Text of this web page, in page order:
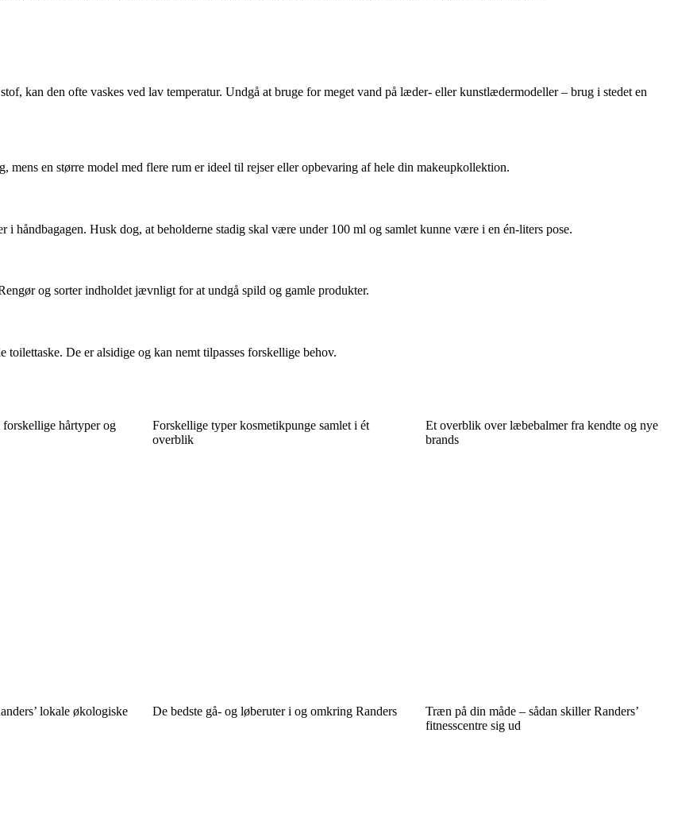
kan den ofte vaskes ved lav temperatur. Undgå at bruge for meget vand på læder- eller kunstlædermodeller – brug i stedet en
en større model med flere rum er ideel til rejser eller opbevaring af hele din makeupkollektion.
håndbagagen. Husk dog, at beholderne stadig skal være under 100 ml og samlet kunne være i en én-liters pose.
og sorter indholdet jævnligt for at undgå spild og gamle produkter.
De er alsidige og kan nemt tilpasses forskellige behov.
hårtyper og
Forskellige typer kosmetikpunge samlet i ét
overblik
Et overblik over læbebalmer fra kendte og nye
brands
lokale økologiske
De bedste gå- og løberuter i og omkring Randers
Træn på din måde – sådan skiller Randers’
fitnesscentre sig ud